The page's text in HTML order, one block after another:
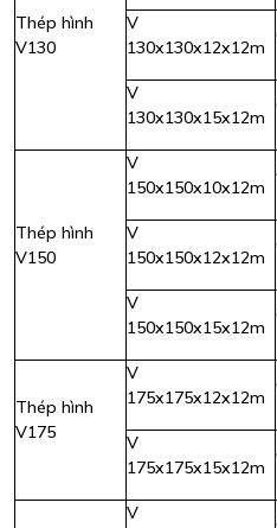
Thép hình
V130
V
130x130x12x12m
V
130x130x15x12m
Thép hình
V150
V
150x150x10x12m
V
150x150x12x12m
V
150x150x15x12m
Thép hình
V175
V
175x175x12x12m
V
175x175x15x12m
V